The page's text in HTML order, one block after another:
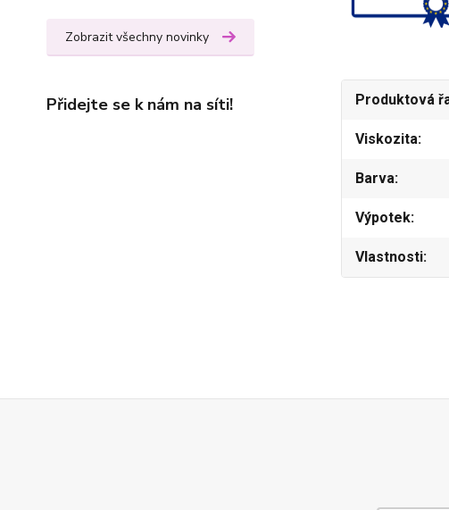
Zobrazit všechny novinky
Přidejte se k nám na síti! Produktová
Viskozita
Barva
Výpotek
Vlastnosti